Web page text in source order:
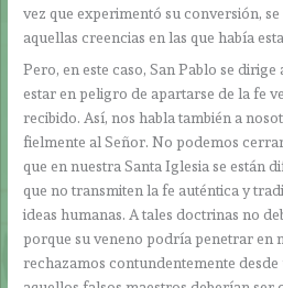
vez que experimentó su conversión,
aquellas creencias en las que había
Pero, en este caso, San Pablo se
estar en peligro de apartarse de la fe
recibido. Así, nos habla también a
fielmente al Señor. No podemos
que en nuestra Santa Iglesia se están
que no transmiten la fe auténtica y
ideas humanas. A tales doctrinas no
porque su veneno podría penetrar en
rechazamos contundentemente